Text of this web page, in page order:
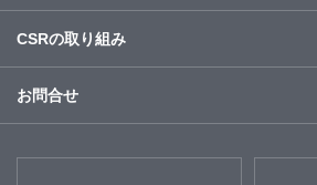
CSRの取り組み
お問合せ